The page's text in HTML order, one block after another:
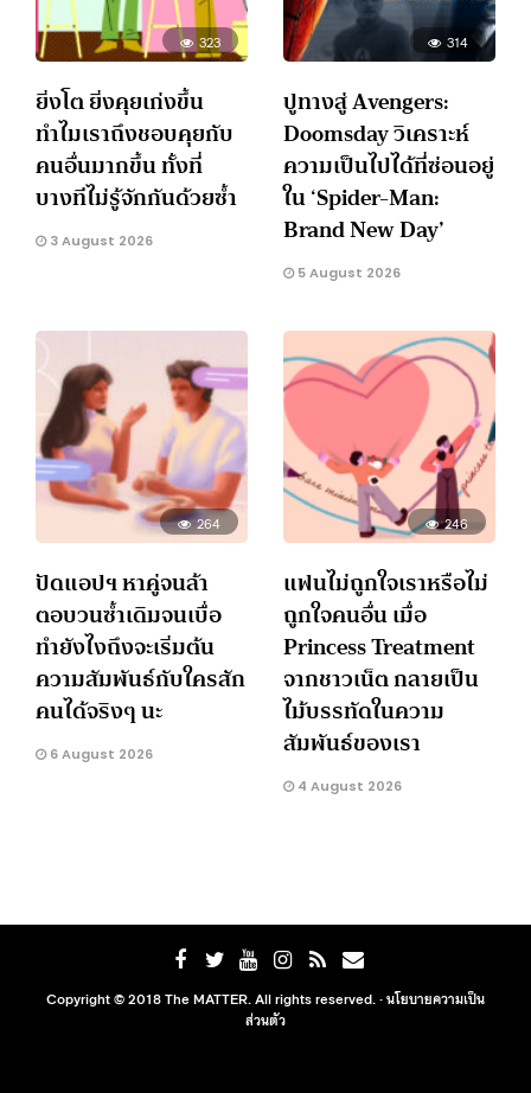
323
ยิ่งโต ยิ่งคุยเก่งขึ้น
ทำไมเราถึงชอบคุยกับ
คนอื่นมากขึ้น ทั้งที่
บางทีไม่รู้จักกันด้วยซ้ำ
3 August 2026
314
ปูทางสู่ Avengers:
Doomsday วิเคราะห์
ความเป็นไปได้ที่ซ่อนอยู่
ใน ‘Spider-Man:
Brand New Day’
5 August 2026
264
ปัดแอปฯ หาคู่จนล้า
ตอบวนซ้ำเดิมจนเบื่อ
ทำยังไงถึงจะเริ่มต้น
ความสัมพันธ์กับใครสัก
คนได้จริงๆ นะ
6 August 2026
246
แฟนไม่ถูกใจเราหรือไม่
ถูกใจคนอื่น เมื่อ
Princess Treatment
จากชาวเน็ต กลายเป็น
ไม้บรรทัดในความ
สัมพันธ์ของเรา
4 August 2026
Copyright © 2018 The MATTER. All rights reserved. ·นโยบายความเป็น
ส่วนตัว